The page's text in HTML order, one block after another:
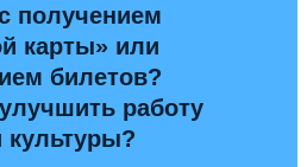
получением
карты» или
билетов?
работу
культуры?